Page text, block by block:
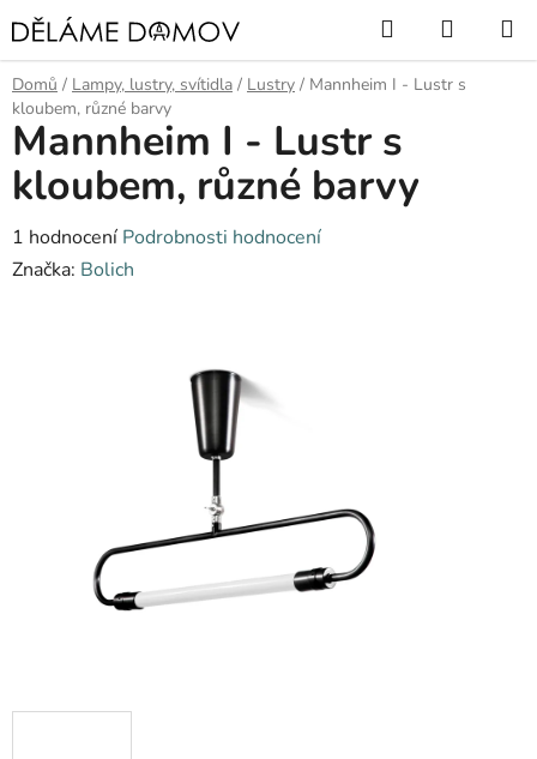
Přejít
na
obsah
Hledat
KOŠÍK
Domů / Lampy, lustry, svítidla / Lustry / Mannheim I - Lustr s
kloubem, různé barvy
Mannheim I - Lustr s
kloubem, různé barvy
Průměrné
hodnocení
1 hodnocení Podrobnosti hodnocení
Značka: Bolich